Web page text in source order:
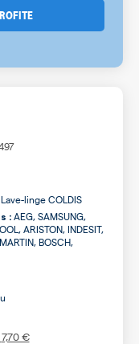
linge COLDIS
: AEG, SAMSUNG,
ARISTON, INDESIT,
BOSCH,
7,70 €